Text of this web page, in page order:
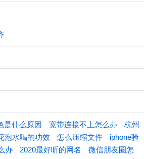
是什么原因 宽带连接不上怎么办
杭州
泡水喝的功效 怎么压缩文件
iphone验
办
2020最好听的网名
微信朋友圈怎